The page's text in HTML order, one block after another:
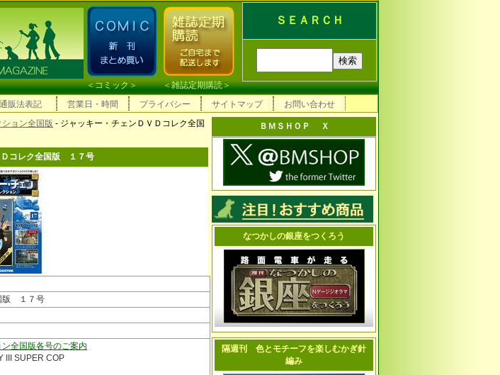
ＳＥＡＲＣＨ
＜コミック＞ ＜雑誌定期購読＞
通販法表記 営業日・時間 プライバシー サイトマップ お問い合わせ
ョン全国版 - ジャッキー・チェンＤＶＤコレク全国
Ｄコレク全国版 １７号
版 １７号
全国版各号のご案内
III SUPER COP
ＢＭＳＨＯＰ Ｘ
なつかしの銀座をつくろう
隔週刊 色とモチーフを楽しむかぎ針
編み